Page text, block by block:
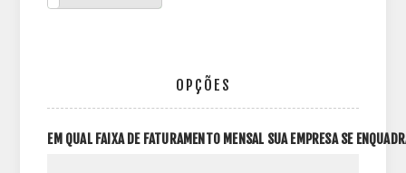
OPÇÕES
EM QUAL FAIXA DE FATURAMENTO MENSAL SUA EMPRESA SE